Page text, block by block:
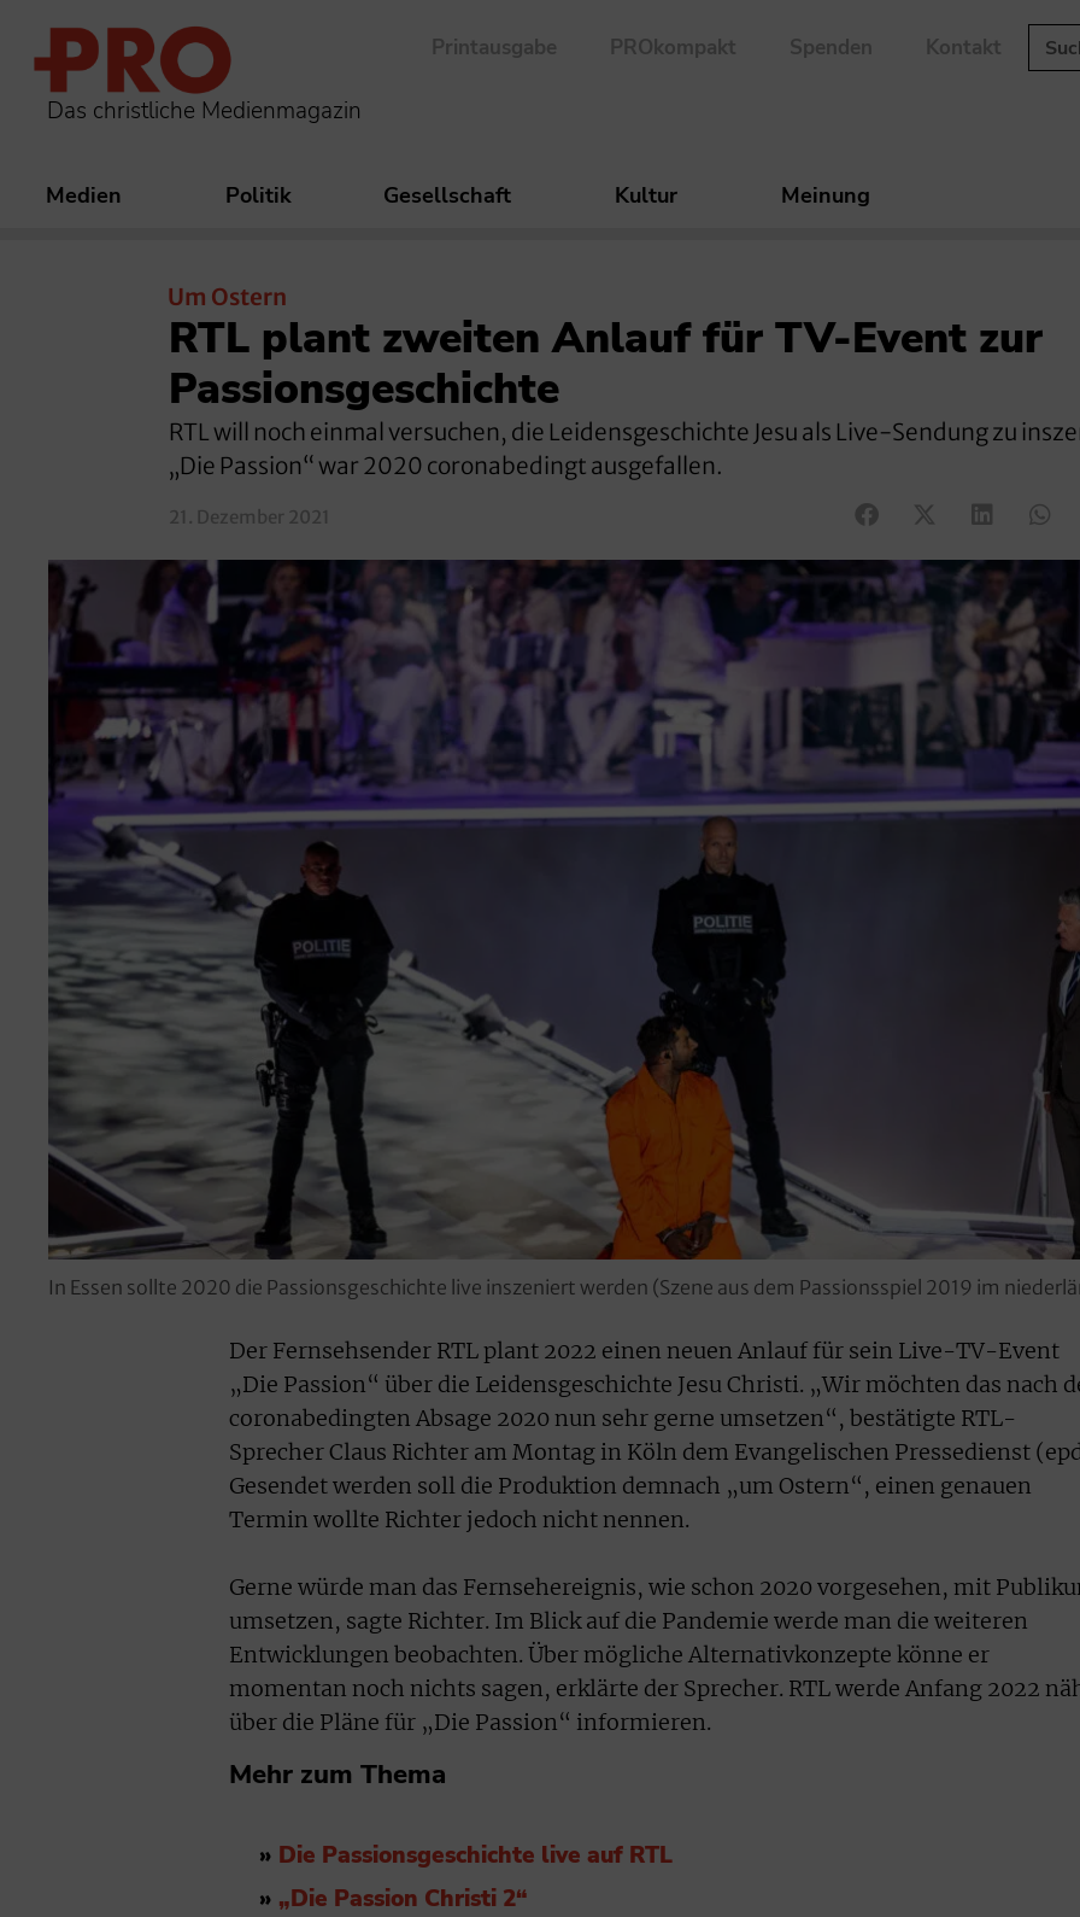
Das christliche Medienmagazin
Printausgabe PROkompakt Spenden Kontakt
Medien Politik Gesellschaft Kultur Meinung
Um Ostern
RTL plant zweiten Anlauf für TV-Event zur
Passionsgeschichte
RTL will noch einmal versuchen, die Leidensgeschichte Jesu als Live-Sendung zu
„Die Passion“ war 2020 coronabedingt ausgefallen.
21. Dezember 2021
In Essen sollte 2020 die Passionsgeschichte live inszeniert werden (Szene aus dem Passionsspiel 2019 im
Der Fernsehsender RTL plant 2022 einen neuen Anlauf für sein Live-TV-Event
„Die Passion“ über die Leidensgeschichte Jesu Christi. „Wir möchten das nach
coronabedingten Absage 2020 nun sehr gerne umsetzen“, bestätigte RTL-
Sprecher Claus Richter am Montag in Köln dem Evangelischen Pressedienst
Gesendet werden soll die Produktion demnach „um Ostern“, einen genauen
Termin wollte Richter jedoch nicht nennen.
Gerne würde man das Fernsehereignis, wie schon 2020 vorgesehen, mit
umsetzen, sagte Richter. Im Blick auf die Pandemie werde man die weiteren
Entwicklungen beobachten. Über mögliche Alternativkonzepte könne er
momentan noch nichts sagen, erklärte der Sprecher. RTL werde Anfang 2022
über die Pläne für „Die Passion“ informieren.
Mehr zum Thema
» Die Passionsgeschichte live auf RTL
» „Die Passion Christi 2“